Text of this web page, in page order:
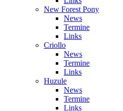
New Forest Pony
News
Termine
Links
Criollo
News
Termine
Links
Huzule
News
Termine
Links